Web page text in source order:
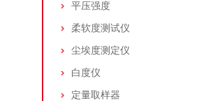
平压强度
柔软度测试仪
尘埃度测定仪
白度仪
定量取样器